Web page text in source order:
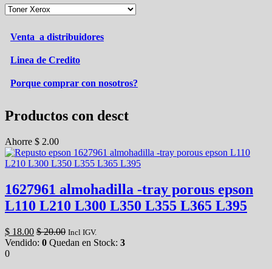
Venta a distribuidores
Linea de Credito
Porque comprar con nosotros?
Productos con desct
Ahorre $ 2.00
1627961 almohadilla -tray porous epson
L110 L210 L300 L350 L355 L365 L395
$ 18.00 $20.00 Incl IGV.
Vendido: 0 Quedan en Stock: 3
0